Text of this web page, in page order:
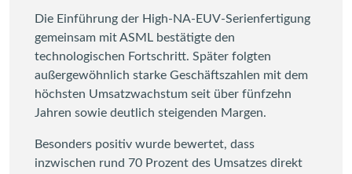
Die Einführung der High-NA-EUV-Serienfertigung
gemeinsam mit ASML bestätigte den
technologischen Fortschritt. Später folgten
außergewöhnlich starke Geschäftszahlen mit dem
höchsten Umsatzwachstum seit über fünfzehn
Jahren sowie deutlich steigenden Margen.
Besonders positiv wurde bewertet, dass
inzwischen rund 70 Prozent des Umsatzes direkt